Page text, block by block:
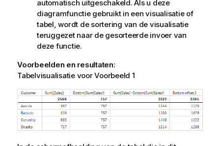
automatisch uitgeschakeld. Als u deze
diagramfunctie gebruikt in een visualisatie of
tabel, wordt de sortering van de visualisatie
teruggezet naar de gesorteerde invoer van
deze functie.
Voorbeelden en resultaten:
Tabelvisualisatie voor Voorbeeld 1